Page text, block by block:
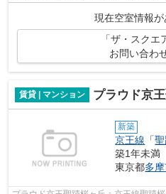
ているので安心して暮らせます。3口コ
現在空室情報が
「ザ・スクエ
お問い合わ
賃貸 | マンション プラウド京
新築
京王線 「
築1年未満
東京都多